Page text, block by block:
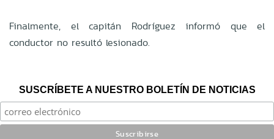
Finalmente, el capitán Rodríguez informó que el
conductor no resultó lesionado.
SUSCRÍBETE A NUESTRO BOLETÍN DE NOTICIAS